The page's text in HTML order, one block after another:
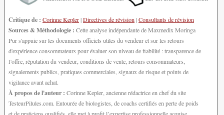
Critique de : Corinne Kepler|Directives de révision|Consultants de révision
Sources & Méthodologie : Cette analyse indépendante de Maxmedix Moringa
Pur s'appuie sur les documents officiels utiles du vendeur et sur les retours
d'expérience consommateurs pour évaluer son niveau de fiabilité : transparence de
l’offre, réputation du vendeur, conditions de vente, retours consommateurs,
signalements publics, pratiques commerciales, signaux de risque et points de
vigilance avant achat.
À propos de l'auteur : Corinne Kepler, ancienne rédactrice en chef du site
TesteurPilules.com. Entourée de biologistes, de coachs certifiés en perte de poids
et de praticiens qualifiés, elle met à profit l’expertise professionnelle acquise